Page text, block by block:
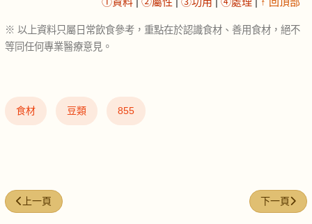
※ 以上資料只屬日常飲食參考，重點在於認識食材、善用食材，絕不
等同任何專業醫療意見。
食材 豆類 855
上一篇文章: 黑胡椒 (Black pepper)
上一頁 下一篇文
下一頁